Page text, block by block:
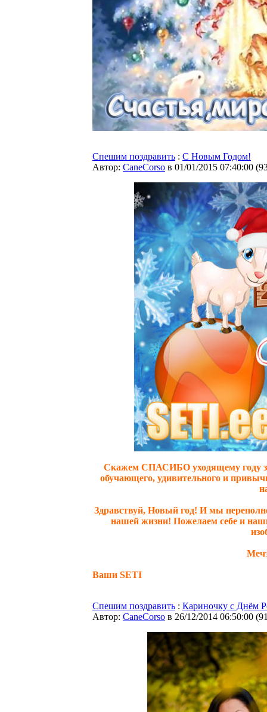
Спешим поздравить : С Новым Годом!
Автор: CaneCorso в 01/01/2015 07:40:00 (
Скажем СПАСИБО уходящему году за
обучающего, удивительного и
Здравствуй, Новый год! И мы
нашей жизни! Пожелаем себе и
Ваши SETI
Спешим поздравить : Кариночку с Днём
Автор: CaneCorso в 26/12/2014 06:50:00 (